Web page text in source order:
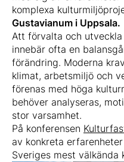
komplexa
Gustavianum i Uppsala.
Att förvalta och
innebär ofta en
förändring. Moderna
klimat, arbetsmiljö och
förenas med höga
behöver analyseras,
stor varsamhet.
På konferensen
av konkreta
Sveriges mest välkända